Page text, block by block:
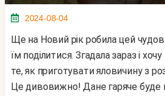
2024-08-04
Ще на Новий рік робила цей чудовий рецепт, але забула
їм поділитися. Згадала зараз і
те, як приготувати яловичину з
Це дивовижно! Дане гаряче буде